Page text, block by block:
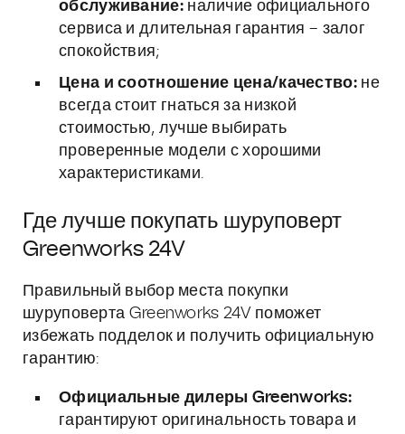
обслуживание:наличие официального
сервиса и длительная гарантия – залог
спокойствия;
Цена и соотношение цена/качество:не
всегда стоит гнаться за низкой
стоимостью, лучше выбирать
проверенные модели с хорошими
характеристиками.
Где лучше покупать шуруповерт
Greenworks 24V
Правильный выбор места покупки
шуруповерта Greenworks 24V поможет
избежать подделок и получить официальную
гарантию:
Официальные дилеры Greenworks:
гарантируют оригинальность товара и